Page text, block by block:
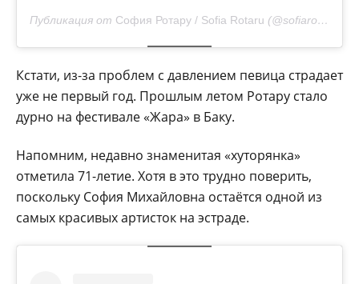
Публикация от София Ротару / Sofia Rotaru (@sofiarotaru.official)
Кстати, из-за проблем с давлением певица страдает
уже не первый год. Прошлым летом Ротару стало
дурно на фестивале «Жара» в Баку.
Напомним, недавно знаменитая «хуторянка»
отметила 71-летие. Хотя в это трудно поверить,
поскольку София Михайловна остаётся одной из
самых красивых артисток на эстраде.